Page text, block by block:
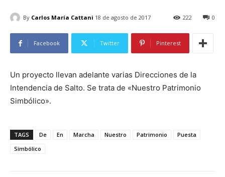
By Carlos María Cattani 18 de agosto de 2017 0
222
Facebook Twitter Pinterest
Un proyecto llevan adelante varias Direcciones de la
Intendencia de Salto. Se trata de «Nuestro Patrimonio
Simbólico».
TAGS De En Marcha Nuestro Patrimonio
Puesta
Simbólico